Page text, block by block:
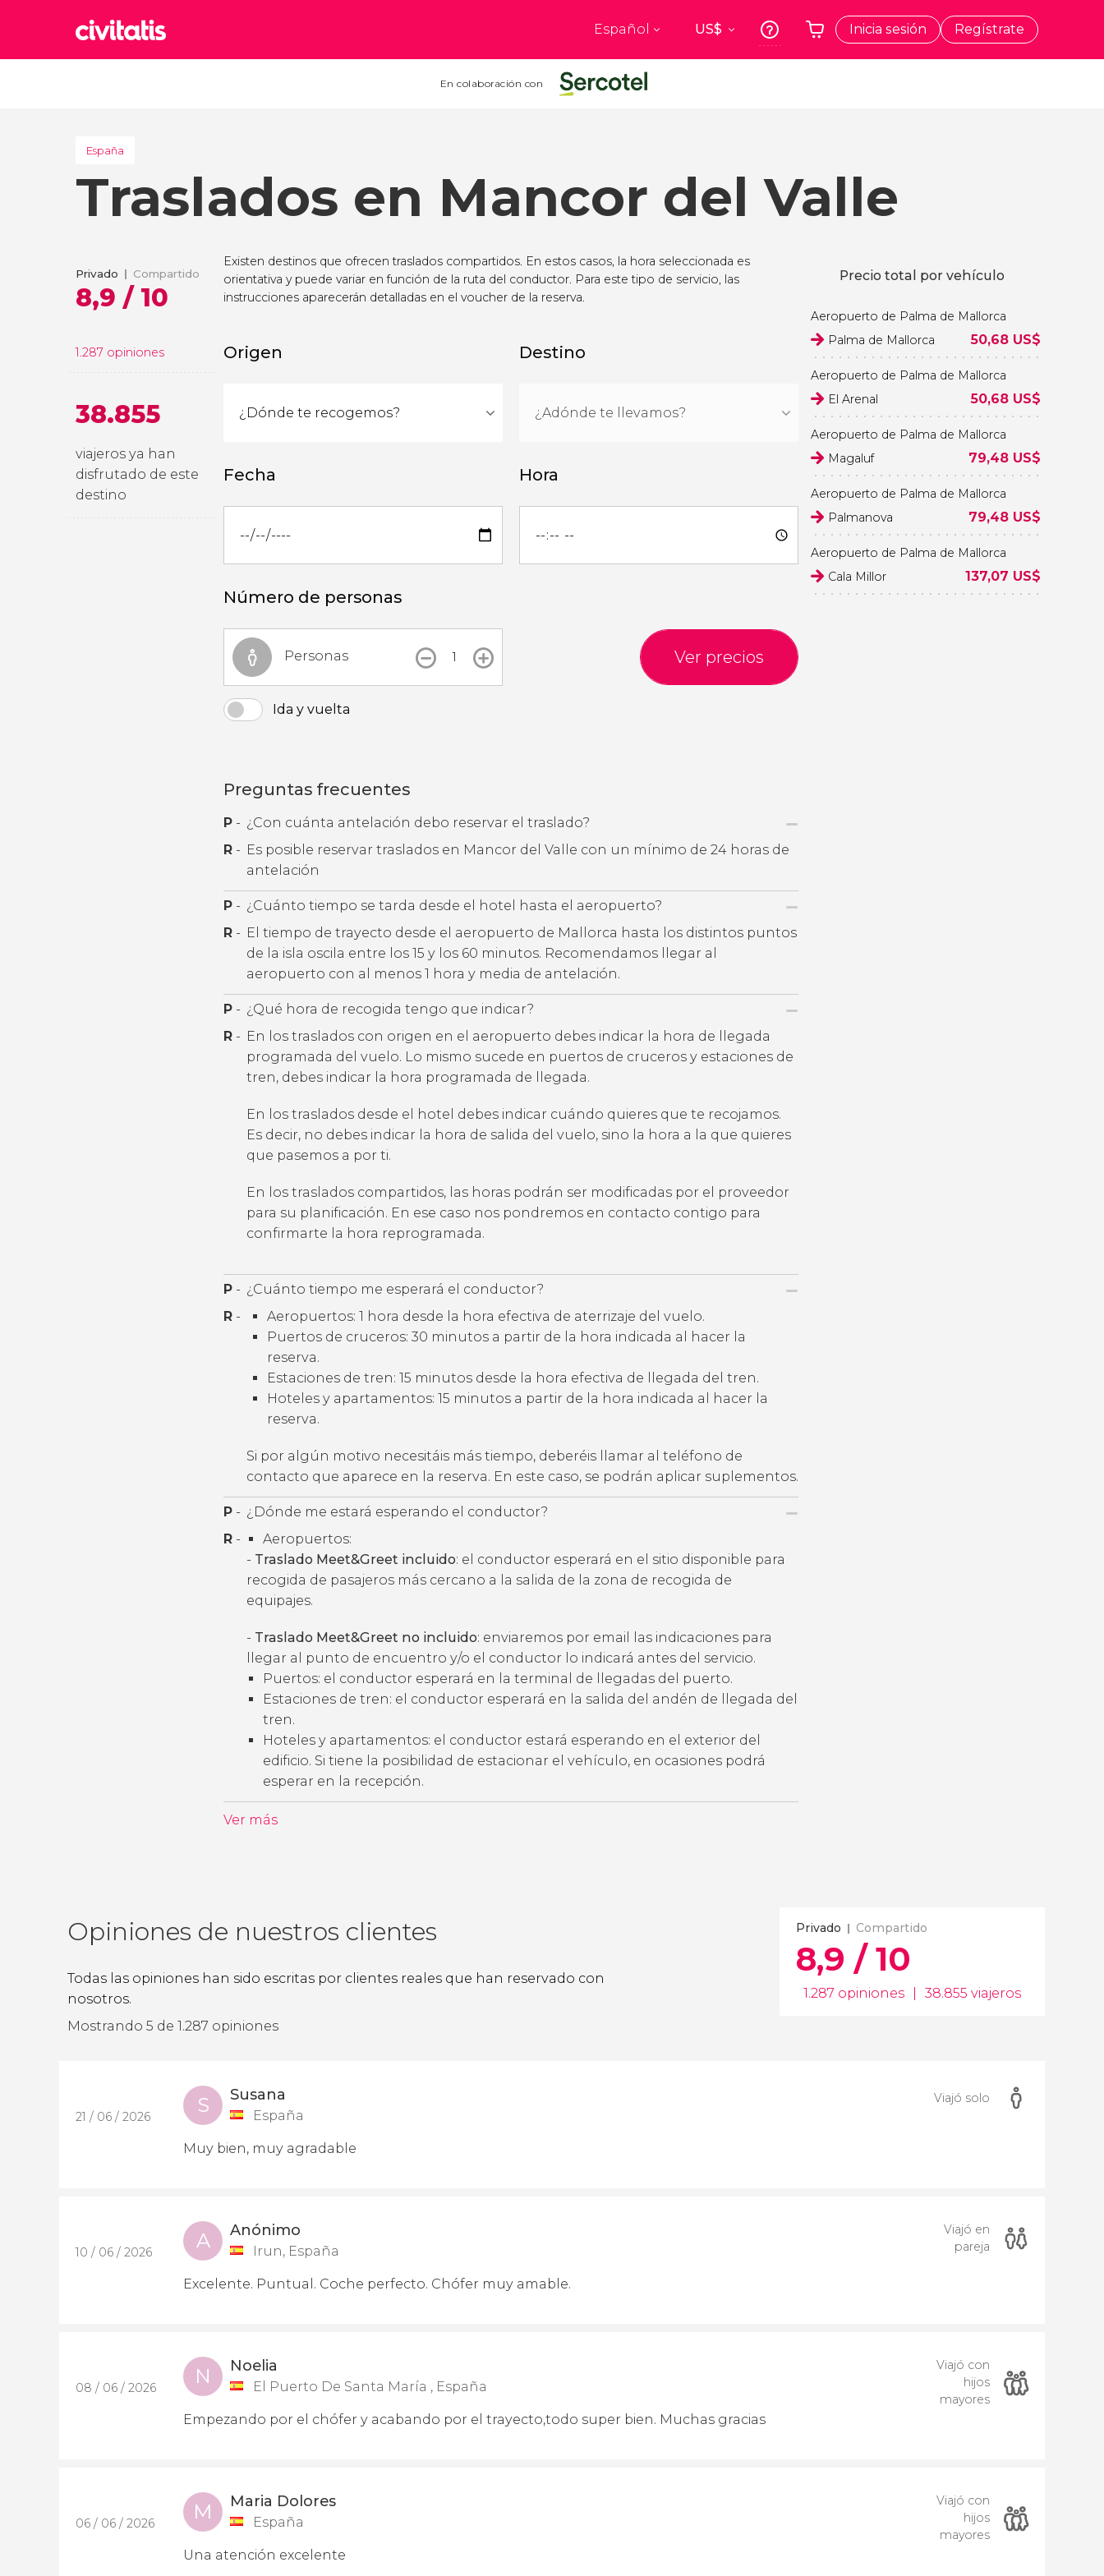
Top destinos
París
Reino Unido España
Barcelona
España
Tokio
Japón
Marrakech Ámsterdam Milán Lisboa
Estambul
Turquía
Praga
República Checa
Oporto
Portugal
Bruselas
Bélgica
Español Inicia sesión Regístrate
En colaboración con
España
Traslados en Mancor del Valle
Privado Compartido
8,9 / 10
1.287 opiniones
38.855
viajeros ya han
disfrutado de este
destino
Existen destinos que ofrecen traslados compartidos. En estos casos, la hora seleccionada es
orientativa y puede variar en función de la ruta del conductor. Para este tipo de servicio, las
instrucciones aparecerán detalladas en el voucher de la reserva.
Origen Destino
Fecha Hora
Número de personas
Personas Ver precios
Ida y vuelta
Preguntas frecuentes
P - ¿Con cuánta antelación debo reservar el traslado?
R - Es posible reservar traslados en Mancor del Valle con un mínimo de 24 horas de
antelación
P - ¿Cuánto tiempo se tarda desde el hotel hasta el aeropuerto?
R - El tiempo de trayecto desde el aeropuerto de Mallorca hasta los distintos puntos
de la isla oscila entre los 15 y los 60 minutos. Recomendamos llegar al
aeropuerto con al menos 1 hora y media de antelación.
P - ¿Qué hora de recogida tengo que indicar?
R - En los traslados con origen en el aeropuerto debes indicar la hora de llegada
programada del vuelo. Lo mismo sucede en puertos de cruceros y estaciones de
tren, debes indicar la hora programada de llegada.
En los traslados desde el hotel debes indicar cuándo quieres que te recojamos.
Es decir, no debes indicar la hora de salida del vuelo, sino la hora a la que quieres
que pasemos a por ti.
En los traslados compartidos, las horas podrán ser modificadas por el proveedor
para su planificación. En ese caso nos pondremos en contacto contigo para
confirmarte la hora reprogramada.
P - ¿Cuánto tiempo me esperará el conductor?
R -
Aeropuertos: 1 hora desde la hora efectiva de aterrizaje del vuelo.
Puertos de cruceros: 30 minutos a partir de la hora indicada al hacer la
reserva.
Estaciones de tren: 15 minutos desde la hora efectiva de llegada del tren.
Hoteles y apartamentos: 15 minutos a partir de la hora indicada al hacer la
reserva.
Si por algún motivo necesitáis más tiempo, deberéis llamar al teléfono de
contacto que aparece en la reserva. En este caso, se podrán aplicar suplementos.
P - ¿Dónde me estará esperando el conductor?
R -
Aeropuertos:
- Traslado Meet&Greet incluido: el conductor esperará en el sitio disponible para
recogida de pasajeros más cercano a la salida de la zona de recogida de
equipajes.
- Traslado Meet&Greet no incluido: enviaremos por email las indicaciones para
llegar al punto de encuentro y/o el conductor lo indicará antes del servicio.
Puertos: el conductor esperará en la terminal de llegadas del puerto.
Estaciones de tren: el conductor esperará en la salida del andén de llegada del
tren.
Hoteles y apartamentos: el conductor estará esperando en el exterior del
edificio. Si tiene la posibilidad de estacionar el vehículo, en ocasiones podrá
esperar en la recepción.
Ver más
Precio total por vehículo
Aeropuerto de Palma de Mallorca
Palma de Mallorca
50,68 US$
Aeropuerto de Palma de Mallorca
El Arenal
50,68 US$
Aeropuerto de Palma de Mallorca
Magaluf
79,48 US$
Aeropuerto de Palma de Mallorca
Palmanova
79,48 US$
Aeropuerto de Palma de Mallorca
Cala Millor
137,07 US$
Opiniones de nuestros clientes
Todas las opiniones han sido escritas por clientes reales que han reservado con
nosotros.
Privado Compartido
8,9 / 10
1.287 opiniones 38.855 viajeros
Mostrando 5 de 1.287 opiniones
21 / 06 / 2026 S Susana
España
Muy bien, muy agradable
Viajó solo
10 / 06 / 2026 A Anónimo
Irun, España
Excelente. Puntual. Coche perfecto. Chófer muy amable.
Viajó en
pareja
08 / 06 / 2026 N Noelia
El Puerto De Santa María , España
Empezando por el chófer y acabando por el trayecto,todo super bien. Muchas gracias
Viajó con
hijos
mayores
06 / 06 / 2026 M Maria Dolores
España
Una atención excelente
Viajó con
hijos
mayores